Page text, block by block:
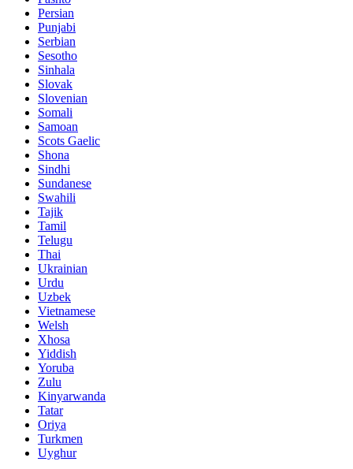
Persian
Punjabi
Serbian
Sesotho
Sinhala
Slovak
Slovenian
Somali
Samoan
Scots Gaelic
Shona
Sindhi
Sundanese
Swahili
Tajik
Tamil
Telugu
Thai
Ukrainian
Urdu
Uzbek
Vietnamese
Welsh
Xhosa
Yiddish
Yoruba
Zulu
Kinyarwanda
Tatar
Oriya
Turkmen
Uyghur